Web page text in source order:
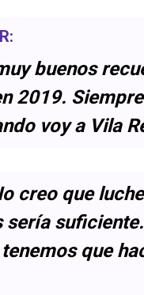
:
buenos
2019.
voy a Vila
creo que
que